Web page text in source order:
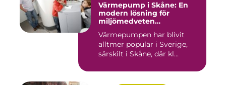
Värmepump i Skåne: En
modern lösning för
miljömedveten
Värmepumpen har blivit
alltmer populär i Sverige,
särskilt i Skåne, där kl...